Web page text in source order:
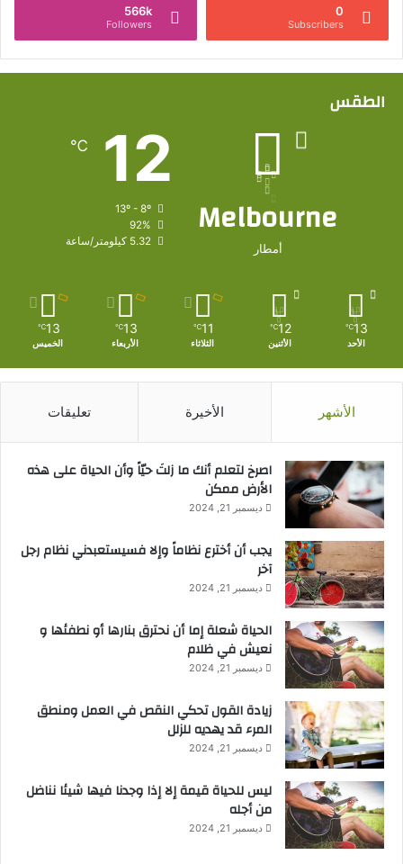
0
Subscribers
566k
Followers
الطقس
Melbourne
أمطار
12
℃
92%
5.32 كيلومتر/ساعة
13
℃
الأحد
12
℃
الأثنين
11
℃
الثلاثاء
13
℃
الأربعاء
13
℃
الخميس
الأشهر الأخيرة تعليقات
‫اصرخ لتعلم أنك ما زلتَ حيّاً وأن الحياة على هذه
الأرض ممكن
ديسمبر 21, 2024
يجب أن أخترع نظاماً وإلا فسيستعبدني نظام رجل
آخر
ديسمبر 21, 2024
الحياة شعلة إما أن نحترق بنارها أو نطفئها و
نعيش في ظلام
ديسمبر 21, 2024
زيادة القول تحكي النقص في العمل ومنطق
المرء قد يهديه للزلل
ديسمبر 21, 2024
ليس للحياة قيمة إلا إذا وجدنا فيها شيئا نناضل
من أجله
ديسمبر 21, 2024